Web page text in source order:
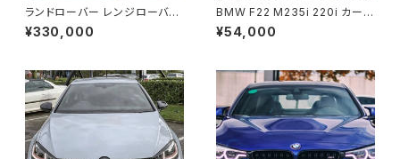
ランドローバー レンジローバー
スポーツ 14-17 オリジナルエア
ロパーツ 社外品 未塗装品
¥330,000
BMW F22 M235i 220i カーボ
ン フロントリップ タイプ1
¥54,000